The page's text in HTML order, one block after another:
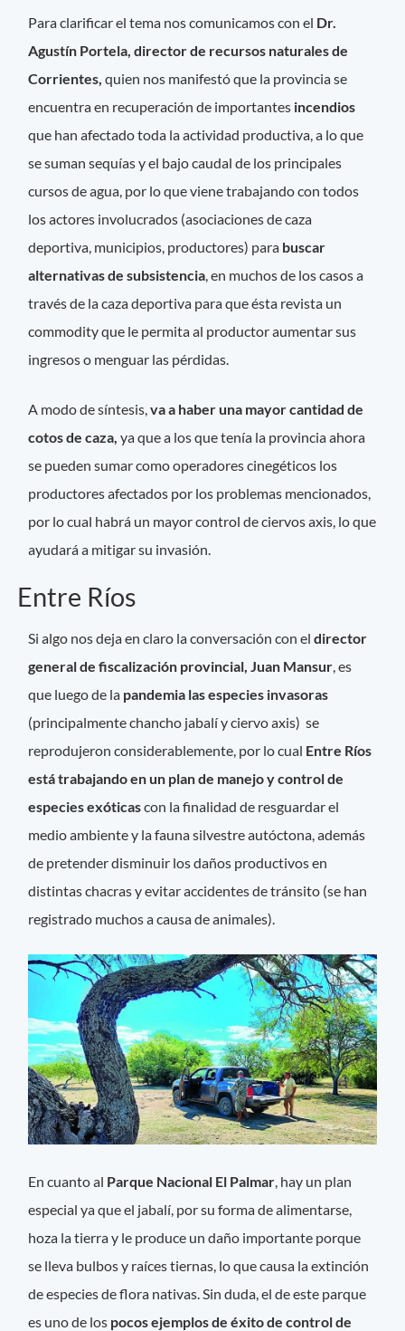
Para clarificar el tema nos comunicamos con el Dr.
Agustín Portela, director de recursos naturales de
Corrientes,quien nos manifestó que la provincia se
encuentra en recuperación de importantes incendios
que han afectado toda la actividad productiva, a lo que
se suman sequías y el bajo caudal de los principales
cursos de agua, por lo que viene trabajando con todos
los actores involucrados (asociaciones de caza
deportiva, municipios, productores) para buscar
alternativas de subsistencia, en muchos de los casos a
través de la caza deportiva para que ésta revista un
commodity que le permita al productor aumentar sus
ingresos o menguar las pérdidas.
A modo de síntesis,va a haber una mayor cantidad de
cotos de caza, ya que a los que tenía la provincia ahora
se pueden sumar como operadores cinegéticos los
productores afectados por los problemas mencionados,
por lo cual habrá un mayor control de ciervos axis, lo que
ayudará a mitigar su invasión.
Entre Ríos
Si algo nos deja en claro la conversación con eldirector
general de fiscalización provincial, Juan Mansur , es
que luego de la pandemia las especies invasoras
(principalmente chancho jabalí y ciervo axis) se
reprodujeron considerablemente, por lo cual Entre Ríos
está trabajando en un plan de manejo y control de
especies exóticascon la finalidad de resguardar el
medio ambiente y la fauna silvestre autóctona, además
de pretender disminuir los daños productivos en
distintas chacras y evitar accidentes de tránsito (se han
registrado muchos a causa de animales).
En cuanto al Parque Nacional El Palmar , hay un plan
especial ya que el jabalí, por su forma de alimentarse,
hoza la tierra y le produce un daño importante porque
se lleva bulbos y raíces tiernas, lo que causa la extinción
de especies de flora nativas. Sin duda, el de este parque
es uno de los pocos ejemplos de éxito de control de